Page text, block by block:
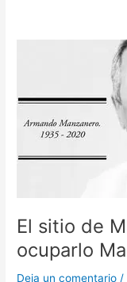
El sitio de
ocuparlo
Deja un comentario /
Manzanero
solo
puede
ocuparlo